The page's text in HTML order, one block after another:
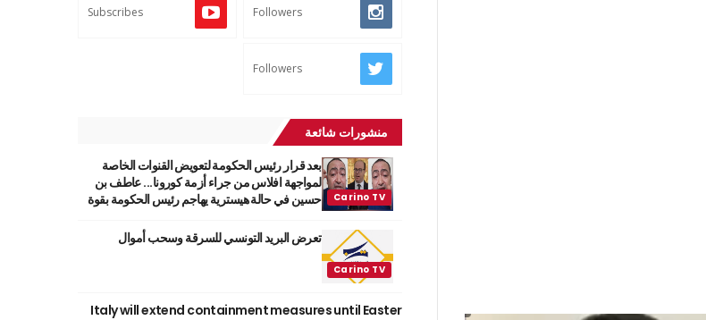
Followers
Subscribes
Followers
منشورات شائعة
بعد قرار رئيس الحكومة لتعويض القنوات الخاصة
لمواجهة افلاس من جراء أزمة كورونا... عاطف بن
حسين في حالة هيسترية يهاجم رئيس الحكومة بقوة
تعرض البريد التونسي للسرقة وسحب أموال
Italy will extend containment measures until Easter